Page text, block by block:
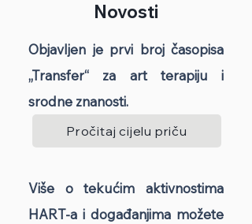
Novosti
Objavljen je prvi broj časopisa
„Transfer“ za art terapiju i
srodne znanosti.
Pročitaj cijelu priču
Više o tekućim aktivnostima
HART-a i događanjima možete